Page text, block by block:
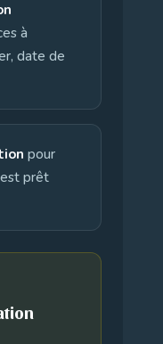
à
date de
pour
prêt